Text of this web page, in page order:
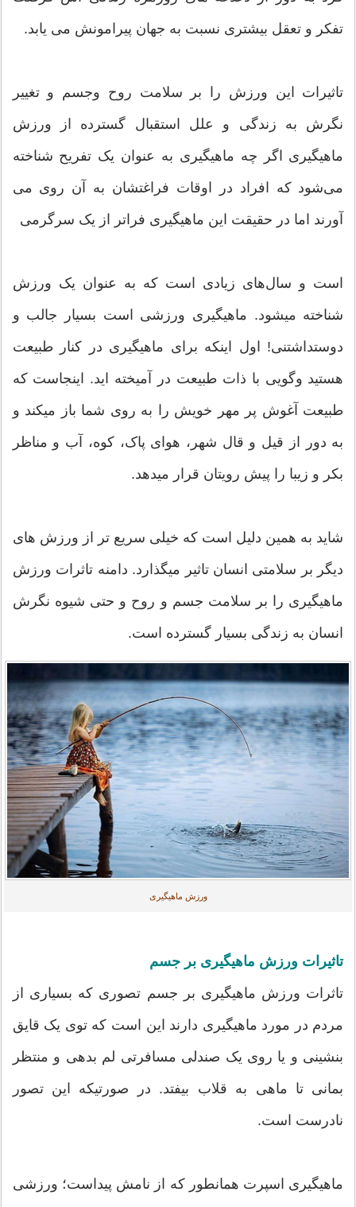
تفکر و تعقل بیشتری نسبت به جهان پیرامونش می یابد.
تاثیرات این ورزش را بر سلامت روح وجسم و تغییر
نگرش به زندگی و علل استقبال گسترده از ورزش
ماهیگیری اگر چه ماهیگیری به عنوان یک تفریح شناخته
می‌شود که افراد در اوقات فراغتشان به آن روی می
آورند اما در حقیقت این ماهیگیری فراتر از یک سرگرمی
است و سال‌های زیادی است که به عنوان یک ورزش
شناخته میشود. ماهیگیری ورزشی است بسیار جالب و
دوستداشتنی! اول اینکه برای ماهیگیری در کنار طبیعت
هستید وگویی با ذات طبیعت در آمیخته اید. اینجاست که
طبیعت آغوش پر مهر خویش را به روی شما باز میکند و
به دور از قیل و قال شهر، هوای پاک، کوه، آب و مناظر
بکر و زیبا را پیش رویتان قرار میدهد.
شاید به همین دلیل است که خیلی سریع تر از ورزش های
دیگر بر سلامتی انسان تاثیر میگذارد. دامنه تاثرات ورزش
ماهیگیری را بر سلامت جسم و روح و حتی شیوه نگرش
انسان به زندگی بسیار گسترده است.
ورزش ماهیگیری
تاثیرات ورزش ماهیگیری بر جسم
تاثرات ورزش ماهیگیری بر جسم تصوری که بسیاری از
مردم در مورد ماهیگیری دارند این است که توی یک قایق
بنشینی و یا روی یک صندلی مسافرتی لم بدهی و منتظر
بمانی تا ماهی به قلاب بیفتد. در صورتیکه این تصور
نادرست است.
ماهیگیری اسپرت همانطور که از نامش پیداست؛ ورزشی